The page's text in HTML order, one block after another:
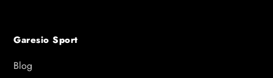
Garesio Sport
Blog